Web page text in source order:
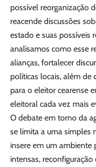
possível reorganização
reacende discussões
estado e suas possíveis
analisamos como esse
alianças, fortalecer
políticas locais, além de
para o eleitor cearense
eleitoral cada vez mais
O debate em torno da
se limita a uma simples
insere em um ambiente
intensas,